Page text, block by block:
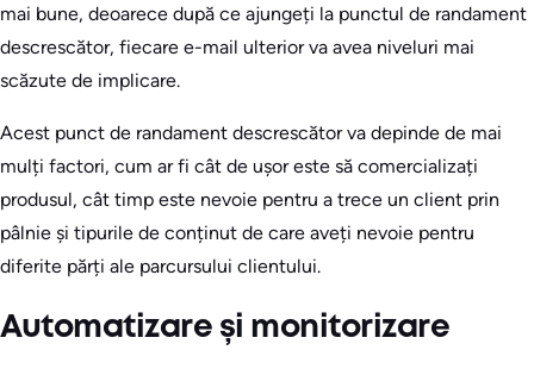
mai bune, deoarece după ce ajungeți la punctul de randament
descrescător, fiecare e-mail ulterior va avea niveluri mai
scăzute de implicare.
Acest punct de randament descrescător va depinde de mai
mulți factori, cum ar fi cât de ușor este să comercializați
produsul, cât timp este nevoie pentru a trece un client prin
pâlnie și tipurile de conținut de care aveți nevoie pentru
diferite părți ale parcursului clientului.
Automatizare și monitorizare